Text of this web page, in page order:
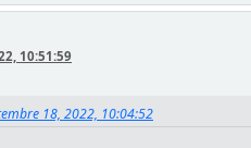
10:51:59
18, 2022, 10:04:52